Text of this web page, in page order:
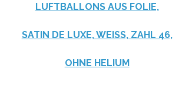
LUFTBALLONS AUS FOLIE,
SATIN DE LUXE, WEISS, ZAHL 46, O
HNE HELIUM